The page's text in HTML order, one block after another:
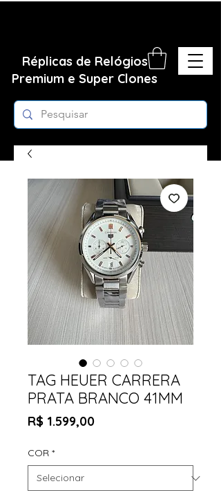
Réplicas de Relógios
Premium e Super Clones
TAG HEUER CARRERA
PRATA BRANCO 41MM
R$ 1.599,00Preço
COR *